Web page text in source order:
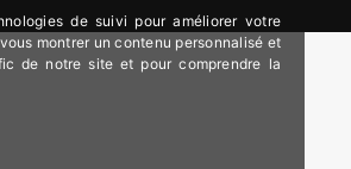
de suivi pour améliorer votre
montrer un contenu personnalisé et
de notre site et pour comprendre la